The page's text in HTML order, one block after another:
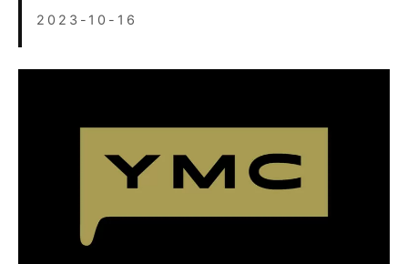
営業カレンダー
ブログ
お問い合わせ
2023-10-16